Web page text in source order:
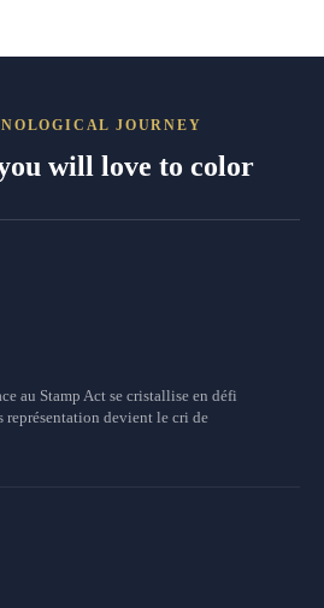
JOURNEY
will love to color
au Stamp Act se cristallise en défi
devient le cri de